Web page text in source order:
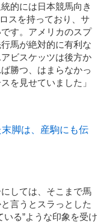
的には日本競馬向き
スを持っており、サ
す。アメリカのスプ
馬が絶対的に有利な
ビスケッツは後方か
勝つ、はまらなかっ
を見せていました」
脚は、産駒にも伝
しては、そこまで馬
言うとスラっとした
る”ような印象を受け